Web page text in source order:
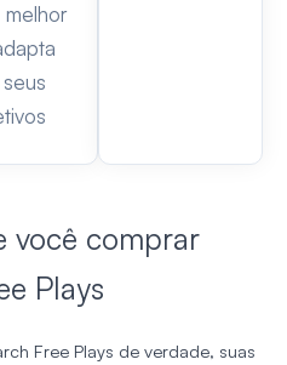
você comprar
Plays
Free Plays de verdade, suas